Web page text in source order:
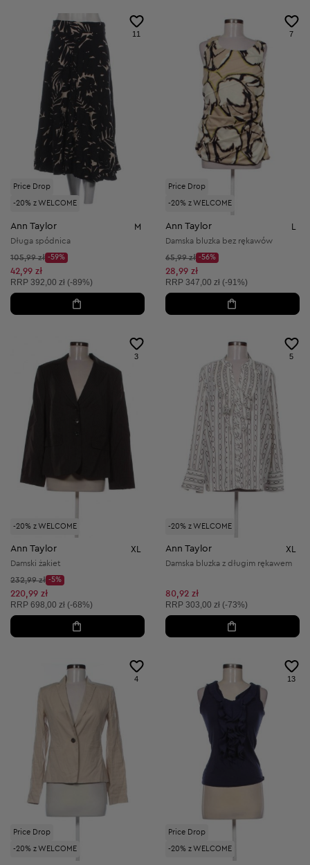
Price Drop
-20% z WELCOME
11
Ann Taylor M
Długa spódnica
Cena początkowa:
105,99 zł
Discount Price:
-59%
Obniżona cena:
42,99 zł
Cena sugerowana:
RRP 392,00 zł (-89%)
Price Drop
-20% z WELCOME
7
Ann Taylor
Damska bluzka bez rękawów
Cena początkowa:
65,99 zł
Discount Price:
-56%
Obniżona cena:
28,99 zł
Cena sugerowana:
RRP 347,00 zł (-91%)
-20% z WELCOME
3
Ann Taylor XL
Damski żakiet
Cena początkowa:
232,99 zł
Discount Price:
-5%
Obniżona cena:
220,99 zł
Cena sugerowana:
RRP 698,00 zł (-68%)
-20% z WELCOME
5
Ann Taylor XL
Damska bluzka z długim rękawem
80,92 zł
Cena sugerowana:
RRP 303,00 zł (-73%)
Price Drop
-20% z WELCOME
4
Price Drop
-20% z WELCOME
13